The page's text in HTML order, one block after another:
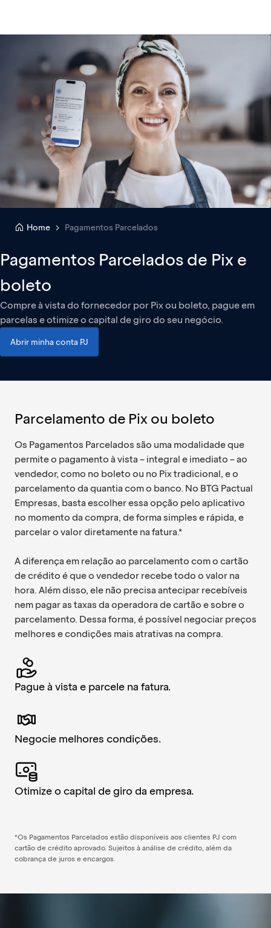
Home Pagamentos Parcelados
Pagamentos Parcelados de Pix e
boleto
Compre à vista do fornecedor por Pix ou boleto, pague em
parcelas e otimize o capital de giro do seu negócio.
Abrir minha conta PJ
Parcelamento de Pix ou boleto
Os Pagamentos Parcelados são uma modalidade que
permite o pagamento à vista – integral e imediato – ao
vendedor, como no boleto ou no Pix tradicional, e o
parcelamento da quantia com o banco. No BTG Pactual
Empresas, basta escolher essa opção pelo aplicativo
no momento da compra, de forma simples e rápida, e
parcelar o valor diretamente na fatura.*
A diferença em relação ao parcelamento com o cartão
de crédito é que o vendedor recebe todo o valor na
hora. Além disso, ele não precisa antecipar recebíveis
nem pagar as taxas da operadora de cartão e sobre o
parcelamento. Dessa forma, é possível negociar preços
melhores e condições mais atrativas na compra.
Pague à vista e parcele na fatura.
Negocie melhores condições.
Otimize o capital de giro da empresa.
*Os Pagamentos Parcelados estão disponíveis aos clientes PJ com
cartão de crédito aprovado. Sujeitos à análise de crédito, além da
cobrança de juros e encargos.